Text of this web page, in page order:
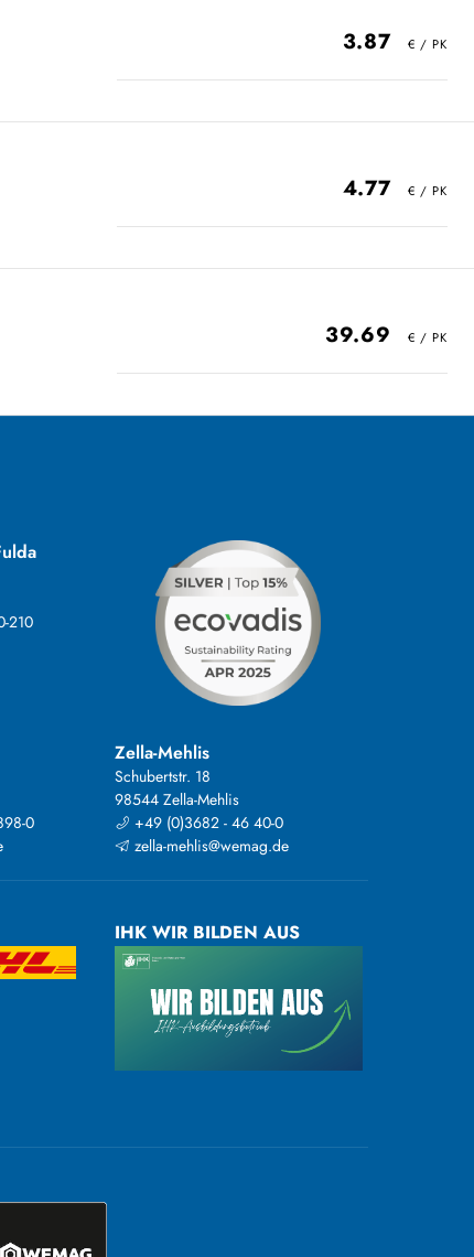
3.87
4.77
39.69
210
0
Zella-Mehlis
Schubertstr. 18
98544 Zella-Mehlis
+49 (0)3682 - 46 40-0
zella-mehlis@wemag.de
IHK WIR BILDEN AUS